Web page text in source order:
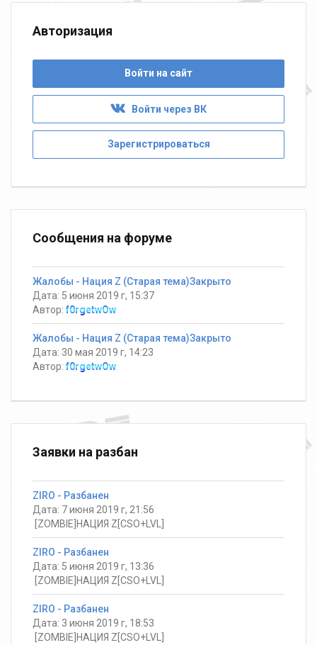
Авторизация
Войти на сайт
Войти через ВК
Зарегистрироваться
Сообщения на форуме
Жалобы - Нация Z (Старая тема)Закрыто
Дата: 5 июня 2019 г, 15:37
Автор: f0rgetwOw
Жалобы - Нация Z (Старая тема)Закрыто
Дата: 30 мая 2019 г, 14:23
Автор: f0rgetwOw
Заявки на разбан
ZIRO - Разбанен
Дата: 7 июня 2019 г, 21:56
️ [ZOMBIE]НАЦИЯ Z[CSO+LVL]
ZIRO - Разбанен
Дата: 5 июня 2019 г, 13:36
️ [ZOMBIE]НАЦИЯ Z[CSO+LVL]
ZIRO - Разбанен
Дата: 3 июня 2019 г, 18:53
️ [ZOMBIE]НАЦИЯ Z[CSO+LVL]